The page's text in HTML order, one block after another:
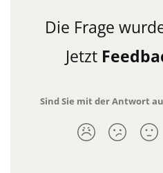
Die Frage
Jetzt
Sind Sie mit der Antwort